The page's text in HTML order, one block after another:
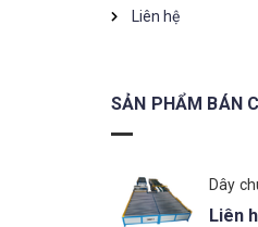
Liên hệ
SẢN PHẨM BÁN
Dây
Liên